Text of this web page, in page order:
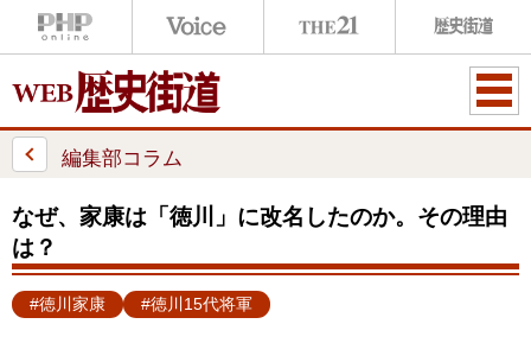
ME
編集部コラム
なぜ、家康は「徳川」に改名したのか。その理由
は？
#徳川家康 #徳川15代将軍